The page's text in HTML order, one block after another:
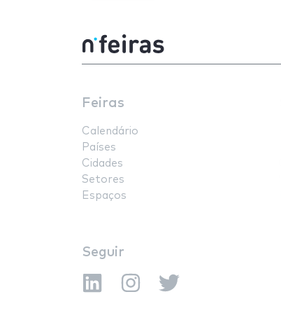
Feiras
Calendário
Países
Cidades
Setores
Espaços
Seguir